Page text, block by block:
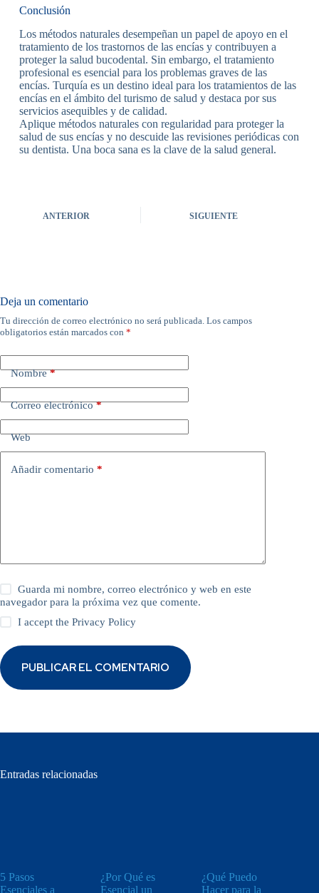
Conclusión
Los métodos naturales desempeñan un papel de apoyo en el
tratamiento de los trastornos de las encías y contribuyen a
proteger la salud bucodental. Sin embargo, el tratamiento
profesional es esencial para los problemas graves de las
encías. Turquía es un destino ideal para los tratamientos de las
encías en el ámbito del turismo de salud y destaca por sus
servicios asequibles y de calidad.
Aplique métodos naturales con regularidad para proteger la
salud de sus encías y no descuide las revisiones periódicas con
su dentista. Una boca sana es la clave de la salud general.
ANTERIOR SIGUIENTE
Deja un comentario
Tu dirección de correo electrónico no será publicada. Los campos
obligatorios están marcados con *
Nombre*
Correo electrónico*
Web
Añadir comentario *
Guarda mi nombre, correo electrónico y web en este
navegador para la próxima vez que comente.
I accept thePrivacy Policy
PUBLICAR EL COMENTARIO
Entradas relacionadas
5 Pasos
Esenciales a
¿Por Qué es
Esencial un
¿Qué Puedo
Hacer para la